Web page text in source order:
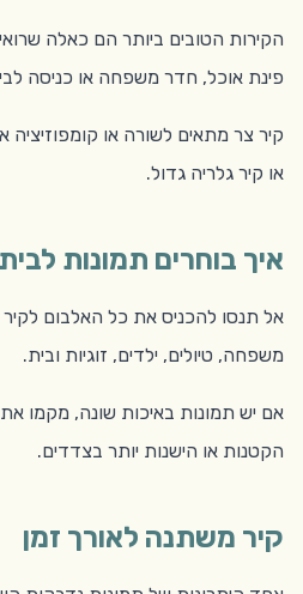
הקירות הטובים ביותר הם כאלה
פינת אוכל, חדר משפחה או כניסה
קיר צר מתאים לשורה או קומפוזיציה
או קיר גלריה גדול.
איך בוחרים תמונות
אל תנסו להכניס את כל האלבום לקיר
משפחה, טיולים, ילדים, זוגיות ובית.
אם יש תמונות באיכות שונה, מקמו
הקטנות או הישנות יותר בצדדים.
קיר משתנה לאורך זמן